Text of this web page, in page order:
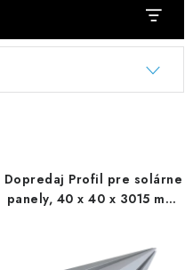
Dopredaj Profil pre solárne
panely, 40 x 40 x 3015 mm,